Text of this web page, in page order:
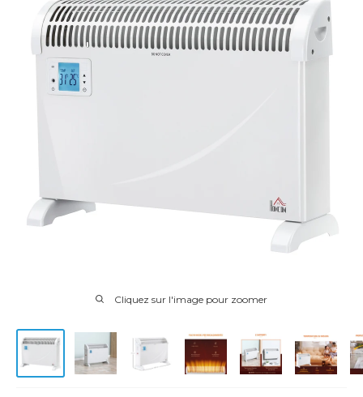
Cliquez sur l'image pour zoomer